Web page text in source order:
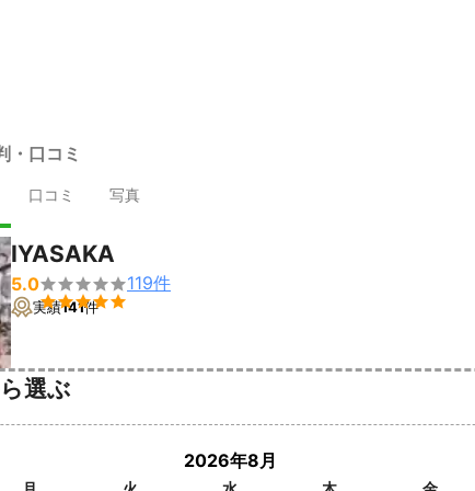
・口コミ
口コミ 写真
IYASAKA
5.0

119件
実績141件
選ぶ
2026年8月